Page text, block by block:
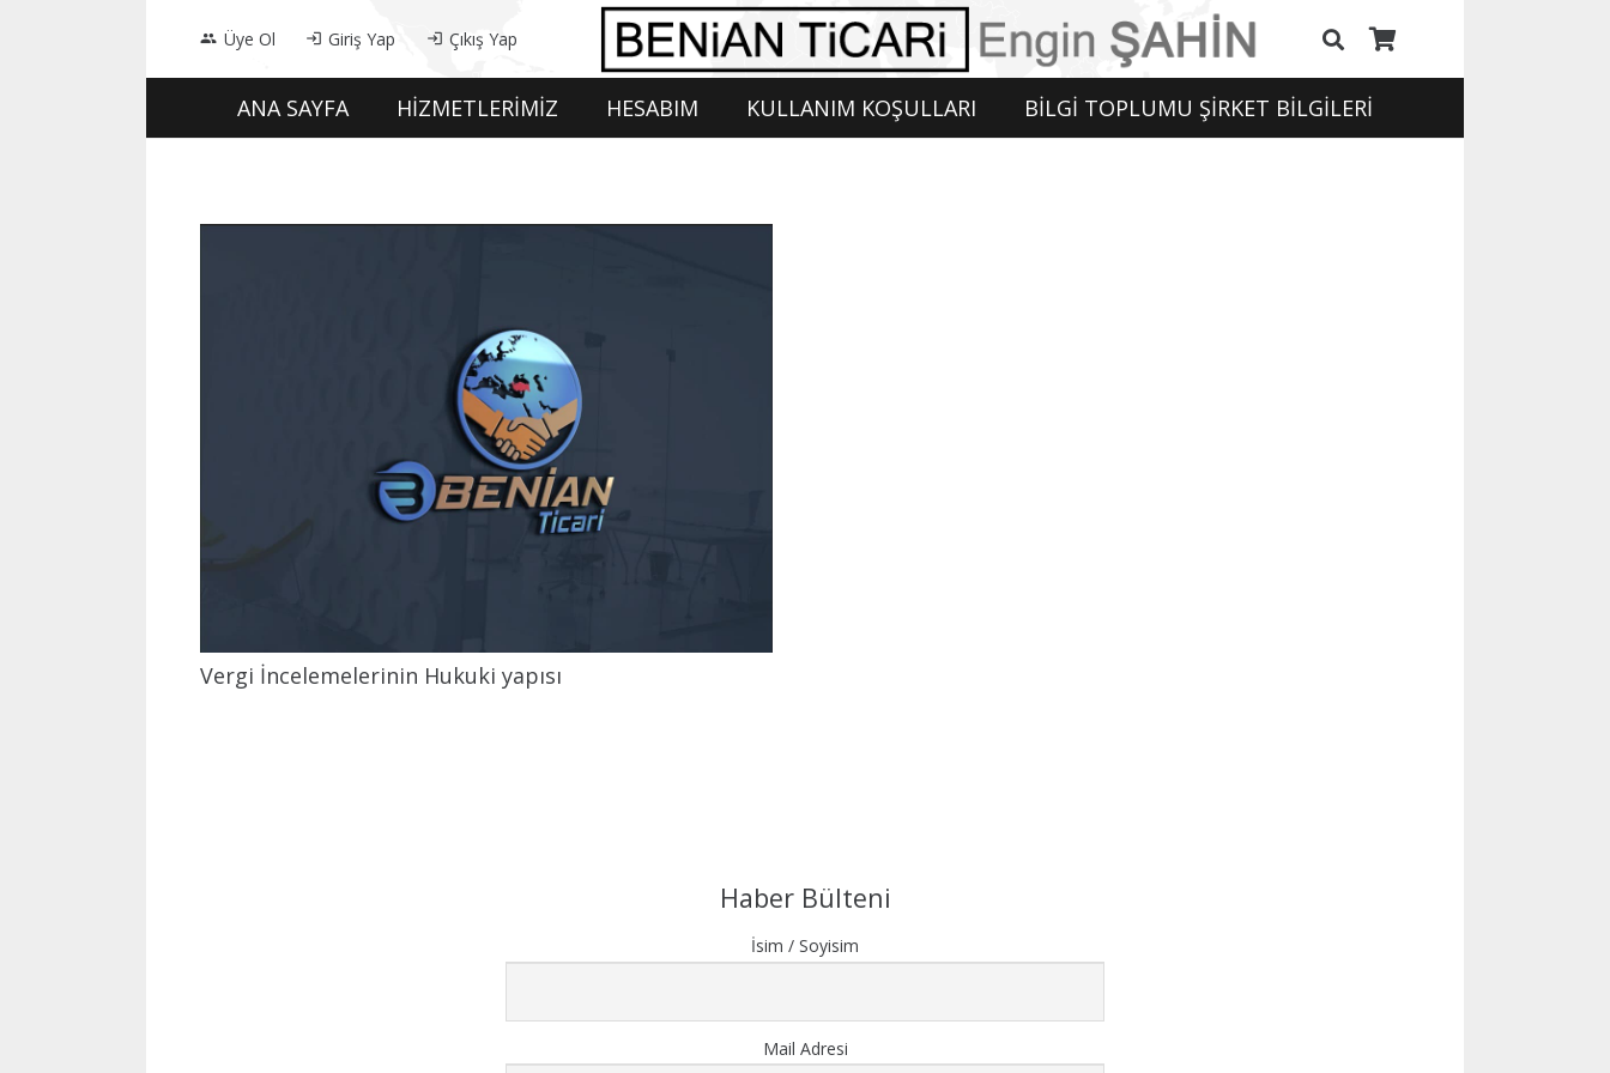
people Üye Ol login Giriş Yap login Çıkış Yap
ANA SAYFA HİZMETLERİMİZ HESABIM KULLANIM KOŞULLARI BİLGİ TOPLUMU ŞİRKET BİLGİLERİ
Vergi İncelemelerinin Hukuki yapısı
Haber Bülteni
İsim / Soyisim
Mail Adresi